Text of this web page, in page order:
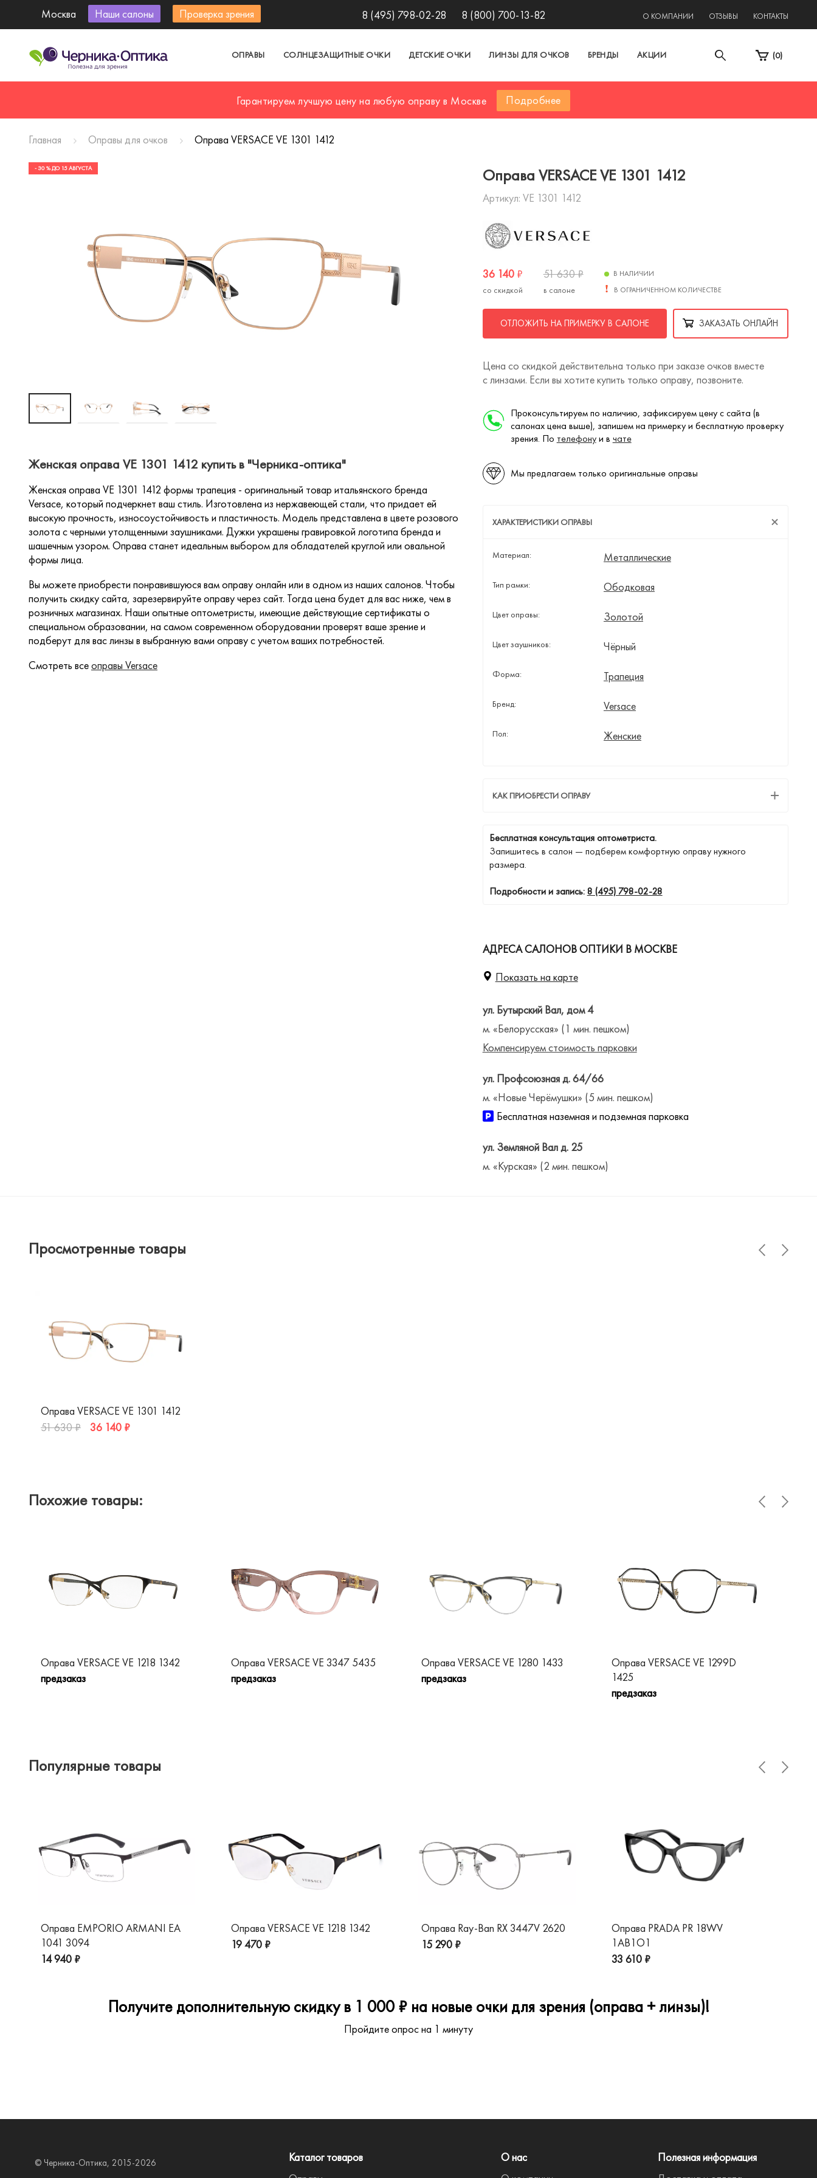
Москва Наши салоны Проверка зрения 8 (495) 798-02-28 8 (800) 700-13-82 О КОМПАНИИ ОТЗЫВЫ КОНТАКТЫ
ОПРАВЫ СОЛНЦЕЗАЩИТНЫЕ ОЧКИ ДЕТСКИЕ ОЧКИ ЛИНЗЫ ДЛЯ ОЧКОВ БРЕНДЫ АКЦИИ (0)
Гарантируем лучшую цену на любую оправу в Москве Подробнее
Главная Оправы для очков Оправа VERSACE VE 1301 1412
Оправа VERSACE VE 1301 1412
Артикул: VE 1301 1412
36 140 ₽
со скидкой
51 630₽
в салоне
В НАЛИЧИИ
В ОГРАНИЧЕННОМ КОЛИЧЕСТВЕ
ОТЛОЖИТЬ НА ПРИМЕРКУ В САЛОНЕ ЗАКАЗАТЬ ОНЛАЙН
Цена со скидкой действительна только при заказе очков вместе
с линзами. Если вы хотите купить только оправу, позвоните.
Проконсультируем по наличию, зафиксируем цену с сайта (в
салонах цена выше), запишем на примерку и бесплатную проверку
зрения. По телефонуи в чате
Мы предлагаем только оригинальные оправы
ХАРАКТЕРИСТИКИ ОПРАВЫ
Материал: Металлические
Тип рамки: Ободковая
Цвет оправы: Золотой
Цвет заушников: Чёрный
Форма: Трапеция
Бренд: Versace
Пол: Женские
КАК ПРИОБРЕСТИ ОПРАВУ
Бесплатная консультация оптометриста.
Запишитесь в салон — подберем комфортную оправу нужного
размера.
Подробности и запись:8 (495) 798-02-28
АДРЕСА САЛОНОВ ОПТИКИ В МОСКВЕ
Показать на карте
ул. Бутырский Вал, дом 4
м. «Белорусская» (1 мин. пешком)
Компенсируем стоимость парковки
ул. Профсоюзная д. 64/66
м. «Новые Черёмушки» (5 мин. пешком)
Бесплатная наземная и подземная парковка
ул. Земляной Вал д. 25
м. «Курская» (2 мин. пешком)
- 30 % ДО 15 АВГУСТА
Женская оправа VE 1301 1412 купить в "Черника-оптика"
Женская оправа VE 1301 1412 формы трапеция - оригинальный товар итальянского бренда
Versace, который подчеркнет ваш стиль. Изготовлена из нержавеющей стали, что придает ей
высокую прочность, износоустойчивость и пластичность. Модель представлена в цвете розового
золота с черными утолщенными заушниками. Дужки украшены гравировкой логотипа бренда и
шашечным узором. Оправа станет идеальным выбором для обладателей круглой или овальной
формы лица.
Вы можете приобрести понравившуюся вам оправу онлайн или в одном из наших салонов. Чтобы
получить скидку сайта, зарезервируйте оправу через сайт. Тогда цена будет для вас ниже, чем в
розничных магазинах. Наши опытные оптометристы, имеющие действующие сертификаты о
специальном образовании, на самом современном оборудовании проверят ваше зрение и
подберут для вас линзы в выбранную вами оправу с учетом ваших потребностей.
Смотреть всеоправы Versace
Просмотренные товары
Оправа VERSACE VE 1301 1412
51 630 ₽
36 140 ₽
Похожие товары:
Оправа VERSACE VE 1218 1342
предзаказ
Оправа VERSACE VE 3347 5435
предзаказ
Оправа VERSACE VE 1280 1433
предзаказ
Оправа VERSACE VE 1299D
1425
предзаказ
Популярные товары
Оправа EMPORIO ARMANI EA
1041 3094
14 940 ₽
Оправа VERSACE VE 1218 1342
19 470 ₽
Оправа Ray-Ban RX 3447V 2620
15 290 ₽
Оправа PRADA PR 18WV
1AB1O1
33 610 ₽
Получите дополнительную скидку в 1 000 ₽ на новые очки для зрения (оправа + линзы)!
Пройдите опрос на 1 минуту
© Черника-Оптика, 2015-2026
Каталог товаров
О нас
Полезная информация